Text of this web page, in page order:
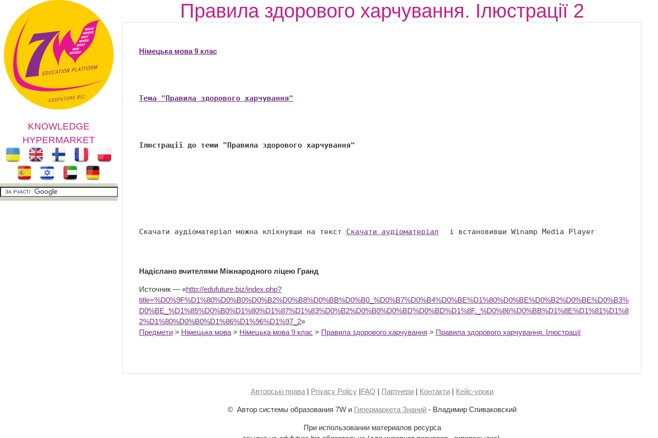
KNOWLEDGE
HYPERMARKET
Правила здорового харчування. Ілюстрації 2
Німецька мова 9 клас
Тема "Правила здорового харчування"
Ілюстрації до теми "Правила здорового харчування"
Cкачати аудіоматеріал можна клікнувши на текст Скачати аудіоматеріал і встановивши Winamp Media Player
Надіслано вчителями Міжнародного ліцею Гранд
Источник — «http://edufuture.biz/index.php?
title=%D0%9F%D1%80%D0%B0%D0%B2%D0%B8%D0%BB%D0%B0_%D0%B7%D0%B4%D0%BE%D1%80%D0%BE%D0%B2%D0%BE%D0%B3%
D0%BE_%D1%85%D0%B0%D1%80%D1%87%D1%83%D0%B2%D0%B0%D0%BD%D0%BD%D1%8F._%D0%86%D0%BB%D1%8E%D1%81%D1%8
2%D1%80%D0%B0%D1%86%D1%96%D1%97_2»
Предмети > Німецька мова > Німецька мова 9 клас > Правила здорового харчування > Правила здорового харчування. Ілюстрації
Авторські права | Privacy Policy |FAQ | Партнери | Контакти | Кейс-уроки
© Автор системы образования 7W и Гипермаркета Знаний - Владимир Спиваковский
При использовании материалов ресурса